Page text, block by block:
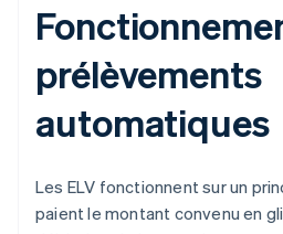
prélèvements
automatiques
Les ELV fonctionnent sur un
paient le montant convenu en